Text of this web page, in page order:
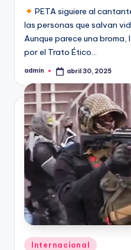
PETA siguiere al
las personas que salvan
Aunque parece una
por el Trato Ético…
Publicado
admin abril 30, 2025
Publicado
Internacional